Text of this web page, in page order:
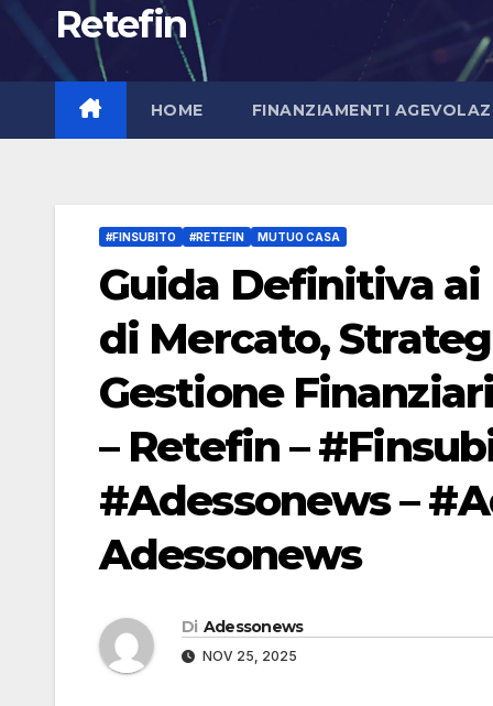
Retefin
HOME FINANZIAMENTI
#FINSUBITO #RETEFIN MUTUO CASA
Guida Definitiva
di Mercato,
Gestione
– Retefin –
#Adessonews –
Adessonews
Di Adessonews
NOV 25, 2025